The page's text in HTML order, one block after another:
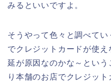
みるといいですよ。
そうやって色々と調べて
でクレジットカードが使
延が原因なのかな～という
り本舗のお店でクレジッ